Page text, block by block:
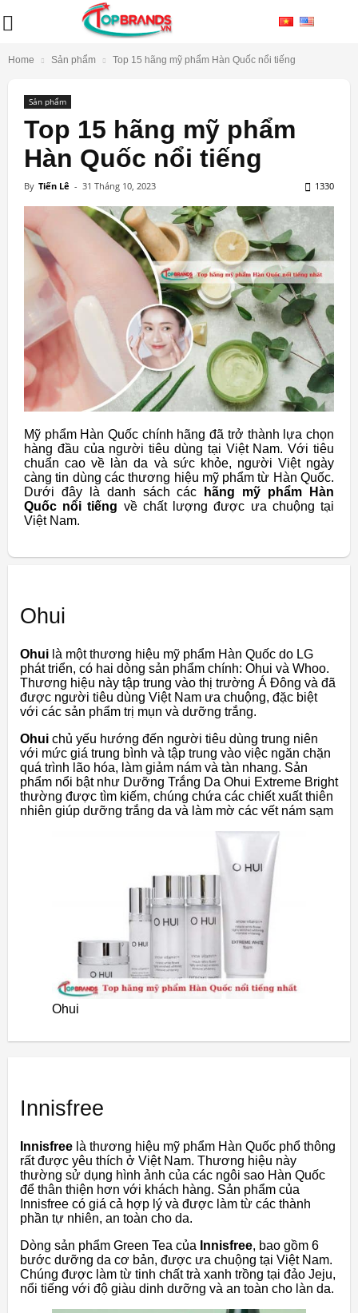
Home Sản phẩm Top 15 hãng mỹ phẩm Hàn Quốc nổi tiếng
Sản phẩm
Top 15 hãng mỹ phẩm
Hàn Quốc nổi tiếng
By Tiến Lê - 31 Tháng 10, 2023 1330
Mỹ phẩm Hàn Quốc chính hãng đã trở thành lựa chọn
hàng đầu của người tiêu dùng tại Việt Nam. Với tiêu
chuẩn cao về làn da và sức khỏe, người Việt ngày
càng tin dùng các thương hiệu mỹ phẩm từ Hàn Quốc.
Dưới đây là danh sách các
hãng mỹ phẩm Hàn
Quốc nổi tiếng về chất lượng được ưa chuộng tại
Việt Nam.
Ohui
Ohui là một thương hiệu mỹ phẩm Hàn Quốc do LG
phát triển, có hai dòng sản phẩm chính: Ohui và Whoo.
Thương hiệu này tập trung vào thị trường Á Đông và đã
được người tiêu dùng Việt Nam ưa chuộng, đặc biệt
với các sản phẩm trị mụn và dưỡng trắng.
Ohui chủ yếu hướng đến người tiêu dùng trung niên
với mức giá trung bình và tập trung vào việc ngăn chặn
quá trình lão hóa, làm giảm nám và tàn nhang. Sản
phẩm nổi bật như Dưỡng Trắng Da Ohui Extreme Bright
thường được tìm kiếm, chúng chứa các chiết xuất thiên
nhiên giúp dưỡng trắng da và làm mờ các vết nám sạm
Ohui
Innisfree
Innisfree là thương hiệu mỹ phẩm Hàn Quốc phổ thông
rất được yêu thích ở Việt Nam. Thương hiệu này
thường sử dụng hình ảnh của các ngôi sao Hàn Quốc
để thân thiện hơn với khách hàng. Sản phẩm của
Innisfree có giá cả hợp lý và được làm từ các thành
phần tự nhiên, an toàn cho da.
Dòng sản phẩm Green Tea của Innisfree, bao gồm 6
bước dưỡng da cơ bản, được ưa chuộng tại Việt Nam.
Chúng được làm từ tinh chất trà xanh trồng tại đảo Jeju,
nổi tiếng với độ giàu dinh dưỡng và an toàn cho làn da.